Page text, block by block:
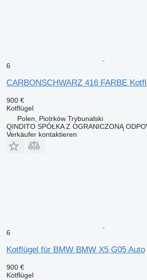
6
CARBONSCHWARZ 416 FARBE
900 €
Kotflügel
Polen, Piotrków Trybunalski
QINDITO SPÓŁKA Z OGRANICZONĄ
Verkäufer kontaktieren
6
Kotflügel für BMW BMW X5 G05 Auto
900 €
Kotflügel